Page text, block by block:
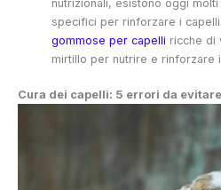
nutrizionali, esistono oggi
specifici per rinforzare i
gommose per capelli ricche di
mirtillo per nutrire e rinforzare
Cura dei capelli: 5 errori da evitare